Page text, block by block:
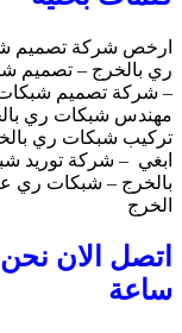
ارخص شركة تصميم
ري بالخرج – تصميم
– شركة تصميم
مهندس شبكات ري
تركيب شبكات ري
ابغي – شركة توريد
بالخرج – شبكات ري
الخرج
ساعة